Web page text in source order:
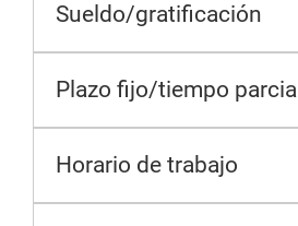
Sueldo/gratificación
Plazo fijo/tiempo parcial
Horario de trabajo